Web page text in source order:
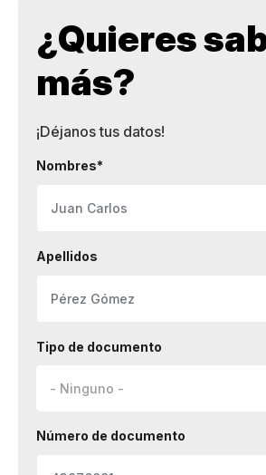
¿Quieres
más?
¡Déjanos tus datos!
Nombres*
Apellidos
Tipo de documento
Número de documento